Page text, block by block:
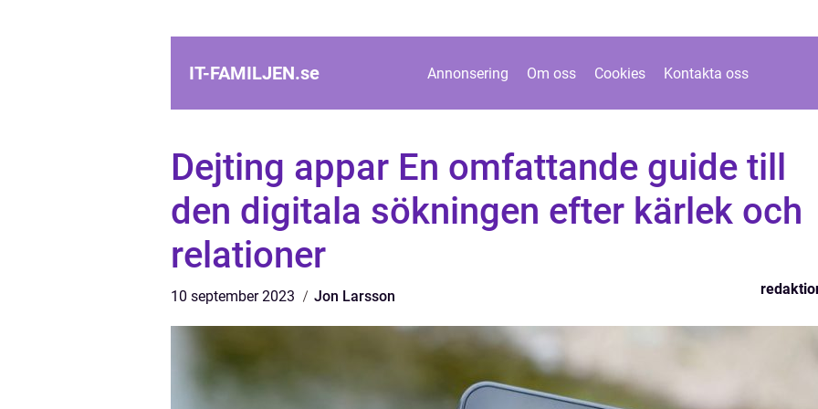
IT-FAMILJEN.se Annonsering Om oss Cookies Kontakta oss
Dejting appar En omfattande guide till
den digitala sökningen efter kärlek och
relationer
10 september 2023 Jon Larsson